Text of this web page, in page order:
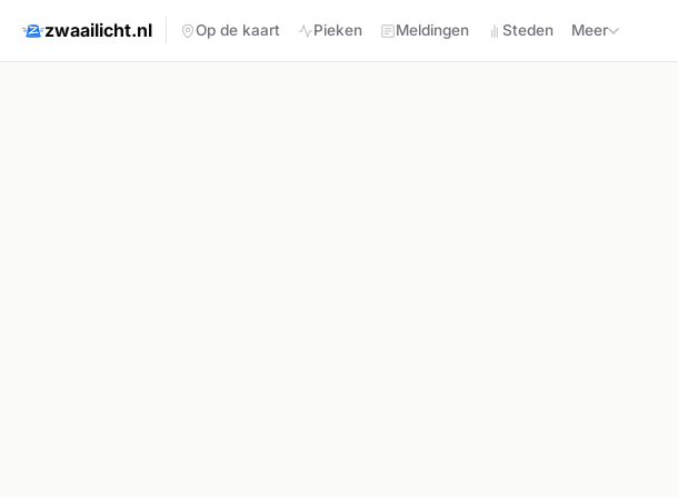
zwaailicht.nl Op de kaart Pieken Meldingen Steden Meer